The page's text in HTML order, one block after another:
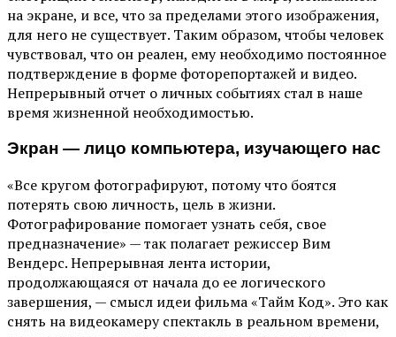
на экране, и все, что за пределами этого изображения,
для него не существует. Таким образом, чтобы человек
чувствовал, что он реален, ему необходимо постоянное
подтверждение в форме фоторепортажей и видео.
Непрерывный отчет о личных событиях стал в наше
время жизненной необходимостью.
Экран — лицо компьютера, изучающего нас
«Все кругом фотографируют, потому что боятся
потерять свою личность, цель в жизни.
Фотографирование помогает узнать себя, свое
предназначение» — так полагает режиссер Вим
Вендерс. Непрерывная лента истории,
продолжающаяся от начала до ее логического
завершения, — смысл идеи фильма «Тайм Код». Это как
снять на видеокамеру спектакль в реальном времени,